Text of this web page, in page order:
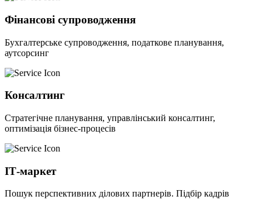
Фінансові супроводження
Бухгалтерське супроводження, податкове планування,
аутсорсинг
Консалтинг
Стратегічне планування, управлінський консалтинг,
оптимізація бізнес-процесів
ІТ-маркет
Пошук перспективних ділових партнерів. Підбір кадрів